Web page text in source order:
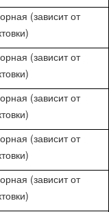
(зависит от
(зависит от
(зависит от
(зависит от
(зависит от